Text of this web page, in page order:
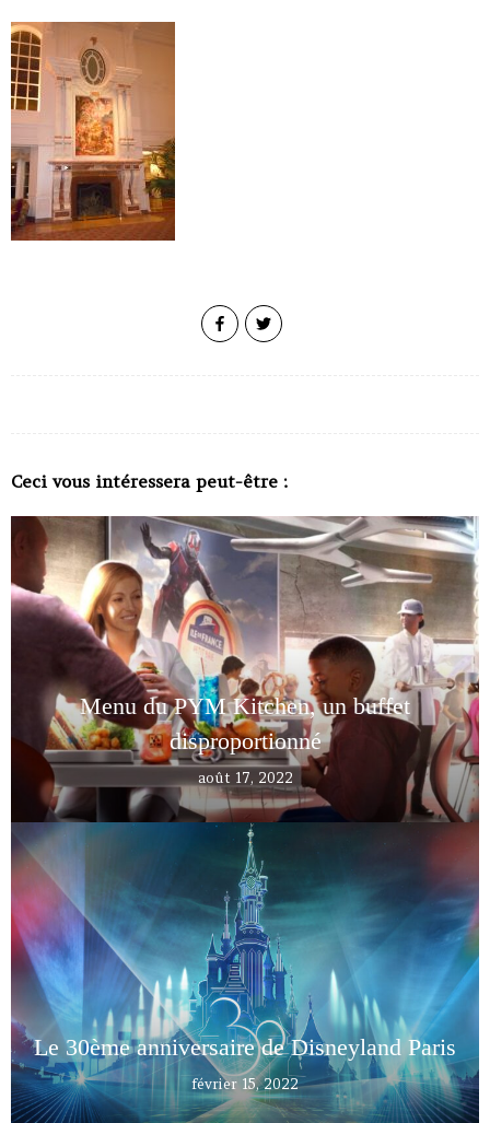
Ceci vous intéressera peut-être :
Menu du PYM Kitchen, un buffet
disproportionné
août 17, 2022
Le 30ème anniversaire de Disneyland Paris
février 15, 2022